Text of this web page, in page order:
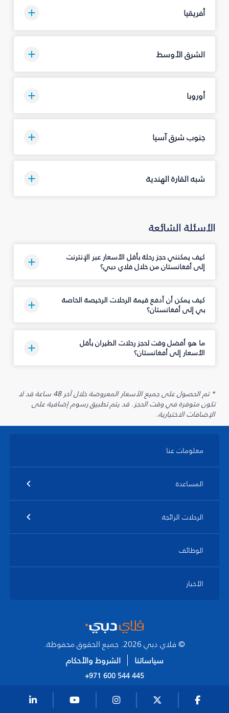
أفريقيا
الشرق الأوسط
أوروبا
جنوب شرق آسيا
شبه القارة الهندية
الأسئلة الشائعة
كيف يمكنني حجز رحلة بأقل الأسعار عبر الإنترنت
إلى أفغانستان من خلال فلاي دبي؟
كيف يمكن أن أدفع قيمة الرحلات الرخيصة الخاصة
بي إلى أفغانستان؟
ما هو أفضل وقت لحجز رحلات الطيران بأقل
الأسعار إلى أفغانستان؟
* تم الحصول على جميع الأسعار المعروضة خلال آخر 48 ساعة قد لا
تكون متوفرة في وقت الحجز. قد يتم تطبيق رسوم إضافية على
الإضافات الاختيارية.
معلومات عنا
المساعدة
الرحلات الرائجة
الوظائف
الأخبار
© فلاي دبي 2026. جميع الحقوق محفوظة.
سياساتنا
الشروط والأحكام
+971 600 544 445